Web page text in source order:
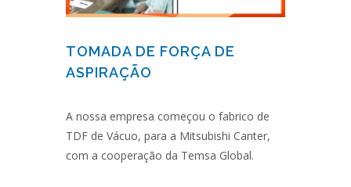
TOMADA DE FORÇA DE
ASPIRAÇÃO
A nossa empresa começou o fabrico de
TDF de Vácuo, para a Mitsubishi Canter,
com a cooperação da Temsa Global.